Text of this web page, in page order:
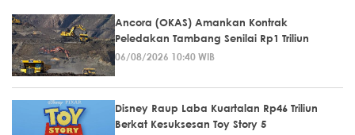
Ancora (OKAS) Amankan Kontrak
Peledakan Tambang Senilai Rp1 Triliun
06/08/2026 10:40 WIB
Disney Raup Laba Kuartalan Rp46 Triliun
Berkat Kesuksesan Toy Story 5